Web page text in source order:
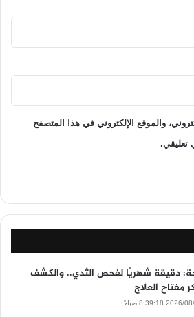
والموقع الإلكتروني في هذا المتصفح
تعليقي.
دقيقة شهريًا لفحص الثدي.. والكشف
مفتاح العلاج
09 8:39:18 صباحًا